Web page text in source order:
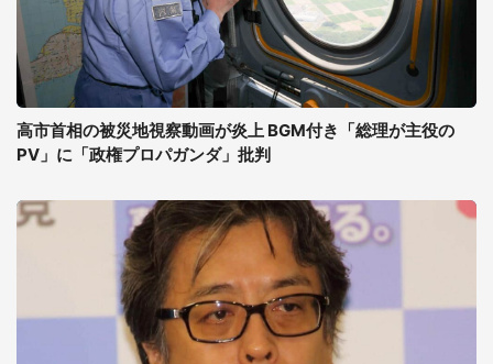
高市首相の被災地視察動画が炎上 BGM付き「総理が主役の
PV」に「政権プロパガンダ」批判